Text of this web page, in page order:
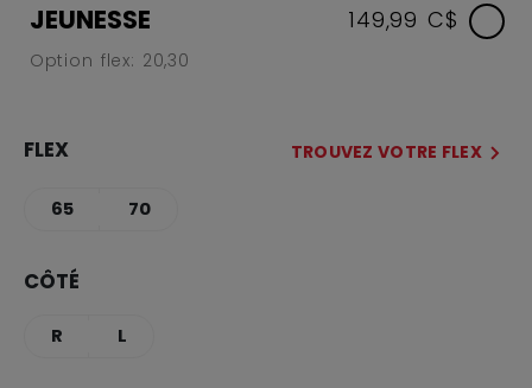
JEUNESSE
Option flex: 20,30
149,99 C$
FLEX TROUVEZ VOTRE FLEX
65 70
CÔTÉ
R L